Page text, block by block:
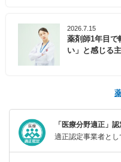
2026.7.15
薬剤師1年目で
い」と感じる
「医療分野適正」
適正認定事業者とし